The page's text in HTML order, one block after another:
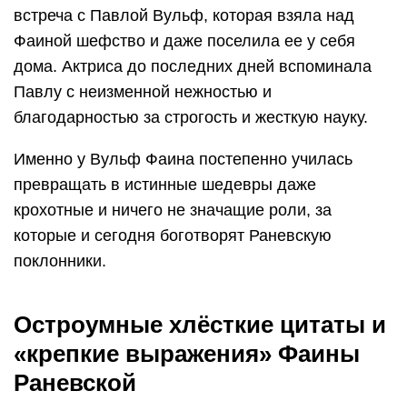
встреча с Павлой Вульф, которая взяла над
Фаиной шефство и даже поселила ее у себя
дома. Актриса до последних дней вспоминала
Павлу с неизменной нежностью и
благодарностью за строгость и жесткую науку.
Именно у Вульф Фаина постепенно училась
превращать в истинные шедевры даже
крохотные и ничего не значащие роли, за
которые и сегодня боготворят Раневскую
поклонники.
Остроумные хлёсткие цитаты и
«крепкие выражения» Фаины
Раневской